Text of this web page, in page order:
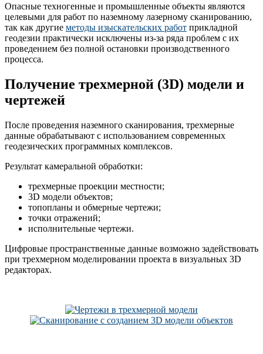
Опасные техногенные и промышленные объекты являются
целевыми для работ по наземному лазерному сканированию,
так как другие методы изыскательских работ прикладной
геодезии практически исключены из-за ряда проблем с их
проведением без полной остановки производственного
процесса.
Получение трехмерной (3D) модели и
чертежей
После проведения наземного сканирования, трехмерные
данные обрабатывают с использованием современных
геодезических программных комплексов.
Результат камеральной обработки:
трехмерные проекции местности;
3D модели объектов;
топопланы и обмерные чертежи;
точки отражений;
исполнительные чертежи.
Цифровые пространственные данные возможно задействовать
при трехмерном моделировании проекта в визуальных 3D
редакторах.